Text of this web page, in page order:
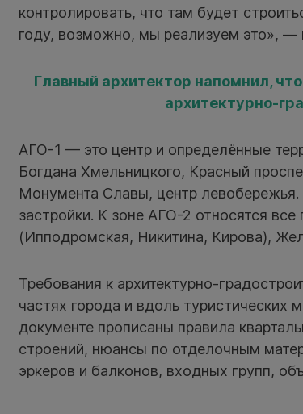
контролировать, что там будет
году, возможно, мы реализуем это»,
Главный архитектор напомнил,
архитектурно-
АГО-1 — это центр и определённые
Богдана Хмельницкого, Красный
Монумента Славы, центр
застройки. К зоне АГО-2 относятся
(Ипподромская, Никитина, Кирова),
Требования к архитектурно-
частях города и вдоль туристических
документе прописаны правила
строений, нюансы по отделочным
эркеров и балконов, входных групп,